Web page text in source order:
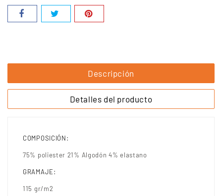
Descripción
Detalles del producto
COMPOSICIÓN:
75% poliester 21% Algodón 4% elastano
GRAMAJE:
115 gr/m2